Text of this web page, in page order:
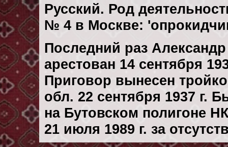
Русский. Род
№ 4 в Москве:
Последний раз
арестован 14 сентября
Приговор вынесен
обл. 22 сентября 1937 г.
на Бутовском полигоне
21 июля 1989 г. за